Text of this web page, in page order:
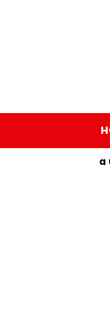
Uang Negara